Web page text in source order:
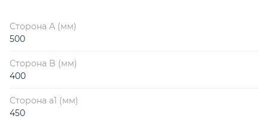
Сторона А (мм)
500
Сторона B (мм)
400
Сторона a1 (мм)
450